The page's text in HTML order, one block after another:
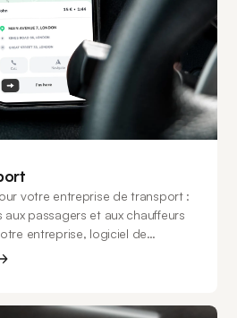
votre entreprise de transport :
passagers et aux chauffeurs
entreprise, logiciel de
gestion de flotte.